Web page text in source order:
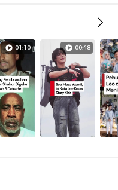
01:10 00:48